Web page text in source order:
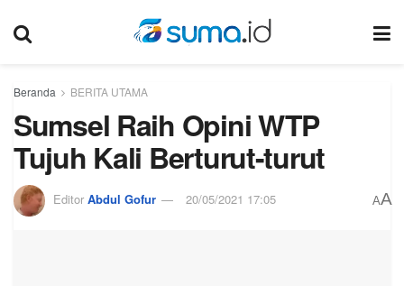
Beranda BERITA UTAMA
Sumsel Raih Opini WTP
Tujuh Kali Berturut-turut
Editor Abdul Gofur 20/05/2021 17:05 AA